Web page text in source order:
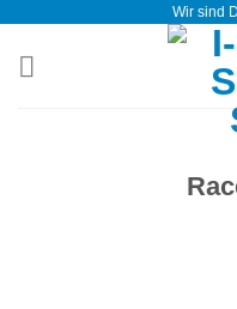
springen
Wir sind